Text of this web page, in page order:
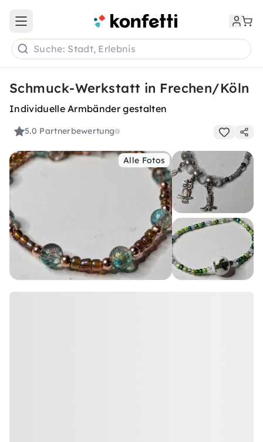
Open main menu
Suche: Stadt, Erlebnis
Schmuck-Werkstatt in Frechen/Köln
Individuelle Armbänder gestalten
5.0 Partnerbewertung
Alle Fotos